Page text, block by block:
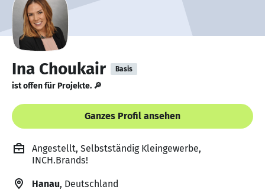
Ina Choukair Basis
ist offen für Projekte. 🔎
Ganzes Profil ansehen
Angestellt, Selbstständig Kleingewerbe,
INCH.Brands!
Hanau, Deutschland